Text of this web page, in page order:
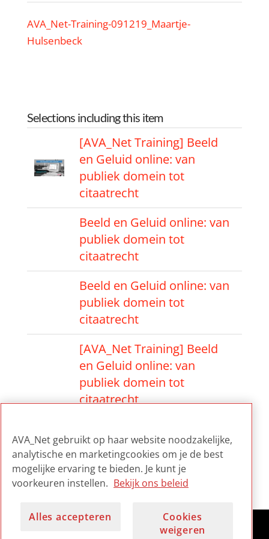
AVA_Net-Training-091219_Maartje-
Hulsenbeck
Selections including this item
[AVA_Net Training] Beeld
en Geluid online: van
publiek domein tot
citaatrecht
Beeld en Geluid online: van
publiek domein tot
citaatrecht
Beeld en Geluid online: van
publiek domein tot
citaatrecht
[AVA_Net Training] Beeld
en Geluid online: van
publiek domein tot
citaatrecht
en Geluid online: van
publiek domein tot
citaatrecht
AVA_Net gebruikt op haar website noodzakelijke,
analytische en marketingcookies om je de best
mogelijke ervaring te bieden. Je kunt je
voorkeuren instellen. Bekijk ons beleid
Alles accepteren
Cookies
weigeren